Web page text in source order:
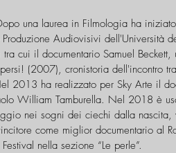
una laurea in Filmologia ha
Audiovisivi dell'Università
tra cui il documentario Samuel
(2007), cronistoria dell'incontro
2013 ha realizzato per Sky Arte il
William Tamburella. Nel 2018 è
nei sogni dei ciechi dalla
come miglior documentario al
nella sezione “Le perle”.